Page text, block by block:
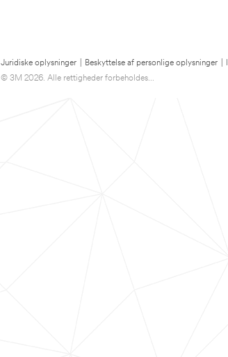
Juridiske oplysninger Beskyttelse af personlige oplysninger
© 3M 2026. Alle rettigheder forbeholdes...